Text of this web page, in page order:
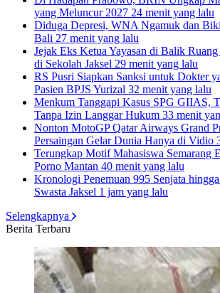
yang Meluncur 2027 24 menit yang lalu
Diduga Depresi, WNA Ngamuk dan
Bali 27 menit yang lalu
Jejak Eks Ketua Yayasan di Balik
di Sekolah Jaksel 29 menit yang lalu
RS Pusri Siapkan Sanksi untuk Dokter
Pasien BPJS Yurizal 32 menit yang lalu
Menkum Tanggapi Kasus SPG GIIAS,
Tanpa Izin Langgar Hukum 33 menit
Nonton MotoGP Qatar Airways Grand
Persaingan Gelar Dunia Hanya di Vidio
Terungkap Motif Mahasiswa Semarang
Porno Mantan 40 menit yang lalu
Kronologi Penemuan 995 Senjata
Swasta Jaksel 1 jam yang lalu
Selengkapnya
Berita Terbaru